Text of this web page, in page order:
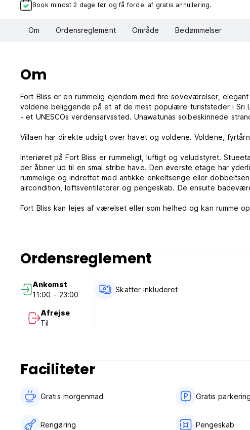
Book mindst 2 dage før og få fordel af gratis annullering.
Om Ordensreglement Område Bedømmelser
Om
Fort Bliss er en rummelig ejendom med fire soveværelser,
voldene beliggende på et af de mest populære turiststeder i Sri
- et UNESCOs verdensarvssted. Unawatunas solbeskinnede
Villaen har direkte udsigt over havet og voldene. Voldene,
Interiøret på Fort Bliss er rummeligt, luftigt og veludstyret.
der åbner ud til en smal stribe have. Den øverste etage har
rummelige og indrettet med antikke enkeltsenge eller
aircondition, loftsventilatorer og pengeskab. De ensuite
Fort Bliss kan lejes af værelset eller som helhed og kan rumme
Ordensreglement
Ankomst
11:00 - 23:00
Afrejse
Til
Skatter inkluderet
Faciliteter
Gratis morgenmad‎ Gratis parkering
Rengøring Pengeskab